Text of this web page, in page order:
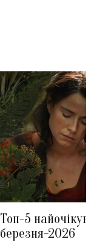
Топ-5
березня-2026